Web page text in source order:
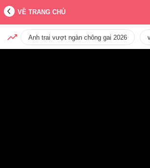
VỀ TRANG CHỦ
Anh trai vượt ngàn chông gai 2026